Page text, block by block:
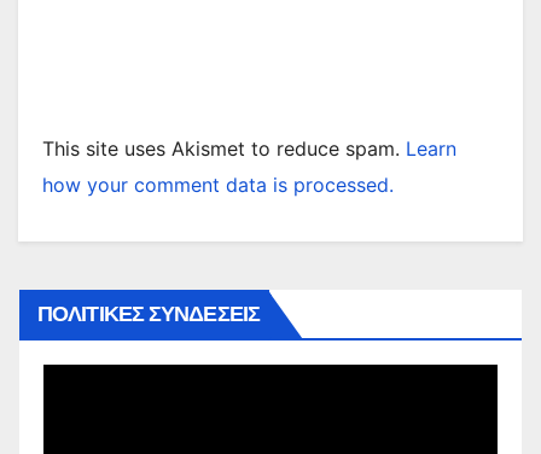
This site uses Akismet to reduce spam. Learn
how your comment data is processed.
ΠΟΛΙΤΙΚΕΣ ΣΥΝΔΕΣΕΙΣ